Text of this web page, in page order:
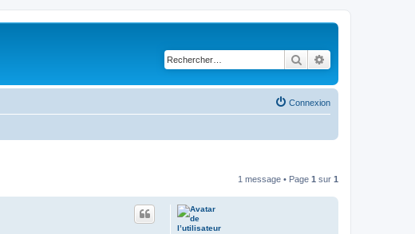
Rechercher
Connexion
1 message • Page 1 sur 1